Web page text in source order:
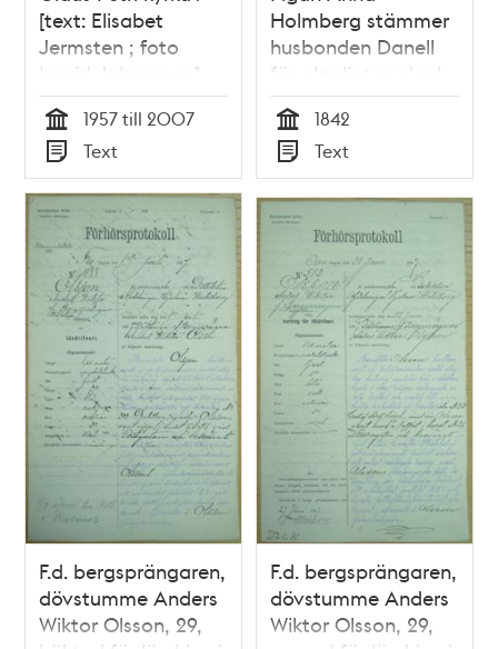
[text: Elisabet
Jermsten ; foto
Ingrid Johansson]
Tid
1957 till 2007
Typ
Text
Holmberg stämmer
husbonden Danell
för olagligt avsked -
rättsfall 1842
Tid
1842
Typ
Text
F.d. bergsprängaren,
dövstumme Anders
Wiktor Olsson, 29,
F.d. bergsprängaren,
dövstumme Anders
Wiktor Olsson, 29,